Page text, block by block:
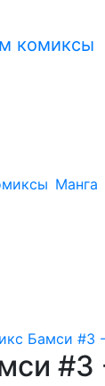
комиксы
Манга
#3